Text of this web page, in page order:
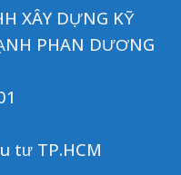
XÂY DỰNG KỸ
PHAN DƯƠNG
tư TP.HCM